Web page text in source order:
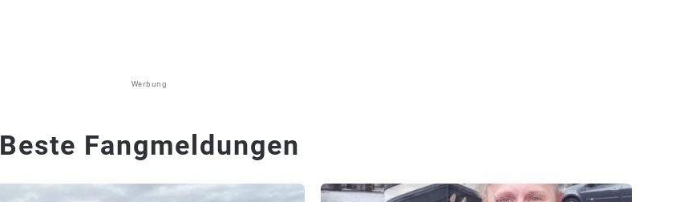
Werbung
Beste Fangmeldungen